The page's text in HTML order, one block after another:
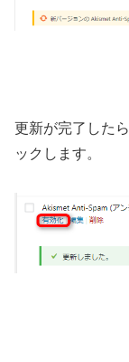
更新が完了した
ックします。